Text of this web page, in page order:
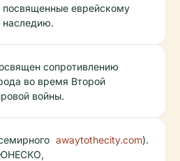
посвященные еврейскому
наследию.
сопротивлению
во время Второй
войны.
ЮНЕСКО,
awaytothecity.com).